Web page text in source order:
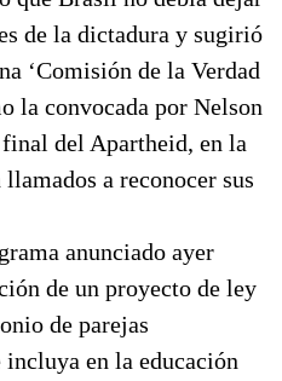
de la dictadura y sugirió
‘Comisión de la Verdad
la convocada por Nelson
del Apartheid, en la
a reconocer sus
anunciado ayer
de un proyecto de ley
de parejas
en la educación